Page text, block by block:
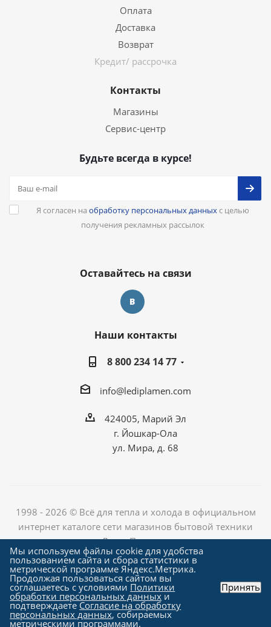
Оплата
Доставка
Возврат
Кредит/ рассрочка
Контакты
Магазины
Сервис-центр
Будьте всегда в курсе!
Я согласен на обработку персональных данныхс целью
получения рекламных рассылок
Оставайтесь на связи
Наши контакты
8 800 234 14 77
info@lediplamen.com
424005, Марий Эл
г. Йошкар-Ола
ул. Мира, д. 68
1998 - 2026 © Всё для тепла и холода в официальном
интернет каталоге сети магазинов бытовой техники
«Лед и Пламень»
Создание сайта компания
"Алроникс"
Мы используем файлы cookie для удобства
пользованием сайта и сбора статистики в
метрической программе Яндекс.Метрика.
Продолжая пользоваться сайтом вы
соглашаетесь с условиями Политики
обработки персональных данных и
подтверждаете Согласие на обработку
персональных данных, собираемых
метрическими программами.
Принять